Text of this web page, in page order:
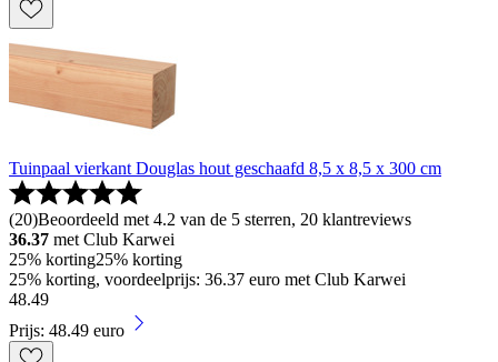
Tuinpaal vierkant Douglas hout geschaafd 8,5 x 8,5 x 300 cm
(20)Beoordeeld met 4.2 van de 5 sterren, 20 klantreviews
36.37 met Club Karwei
25% korting25% korting
25% korting, voordeelprijs: 36.37 euro met Club Karwei
48.49
Prijs: 48.49 euro